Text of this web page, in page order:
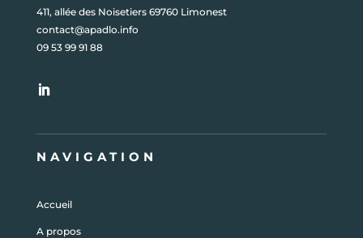
411, allée des Noisetiers 69760 Limonest
contact@apadlo.info
09 53 99 91 88
NAVIGATION
Accueil
A propos